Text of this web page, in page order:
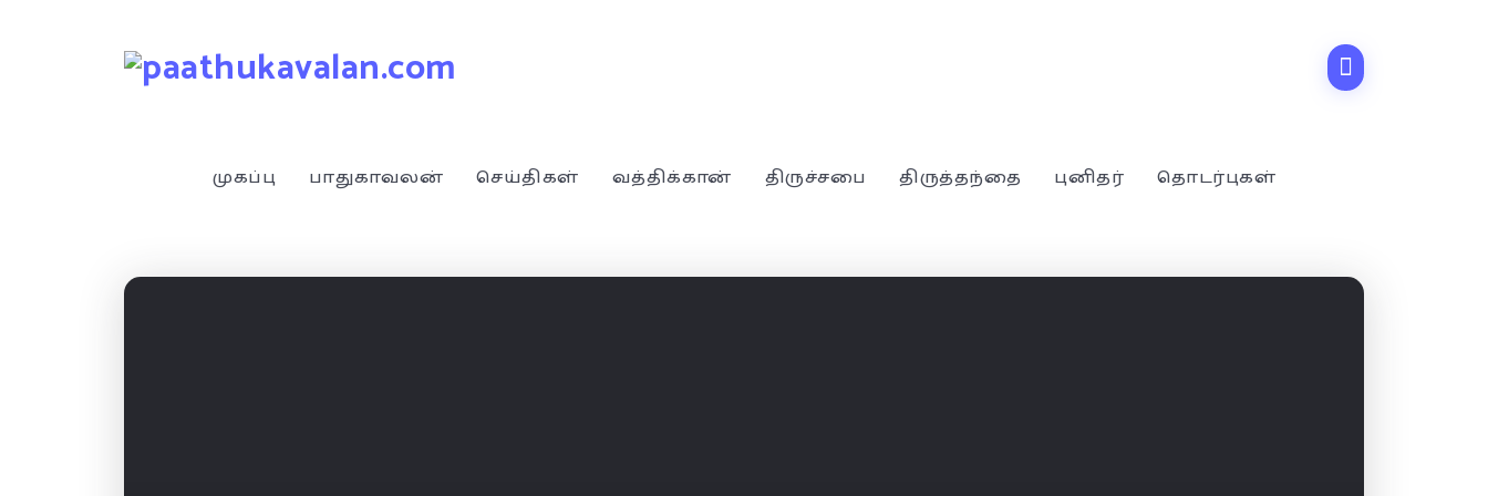
முகப்பு பாதுகாவலன் செய்திகள் வத்திக்கான் திருச்சபை திருத்தந்தை புனிதர் தொடர்புகள்